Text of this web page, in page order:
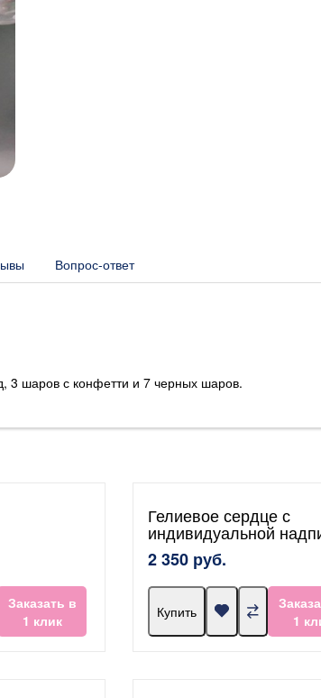
Вопрос-ответ
3 шаров с конфетти и 7 черных шаров.
Заказать в
1 клик
Гелиевое сердце с
индивидуальной
2 350 руб.
Купить
1